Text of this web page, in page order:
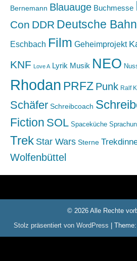
Bernemann Blauauge Buchmesse
Con DDR Deutsche Bahn
Eschbach Film Geheimprojekt
KNF Love A Lyrik Musik NEO
Rhodan PRFZ Punk Ralf
Schäfer Schreibcoach
Fiction SOL Spaceküche
Trek Star Wars Sterne
Wolfenbüttel
© 2026 Alle Rechte
Stolz präsentiert von WordPress